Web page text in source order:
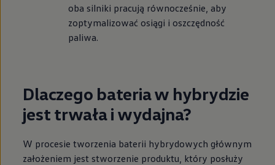
oba silniki pracują równocześnie, aby
zoptymalizować osiągi i oszczędność
paliwa.
Dlaczego bateria w hybrydzie
jest trwała i wydajna?
W procesie tworzenia baterii hybrydowych głównym
założeniem jest stworzenie produktu, który posłuży